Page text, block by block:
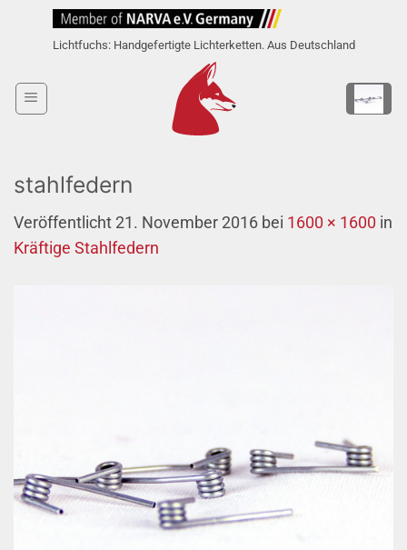
Lichtfuchs: Handgefertigte Lichterketten. Aus Deutschland
stahlfedern
Veröffentlicht 21. November 2016 bei 1600 × 1600 in
Kräftige Stahlfedern